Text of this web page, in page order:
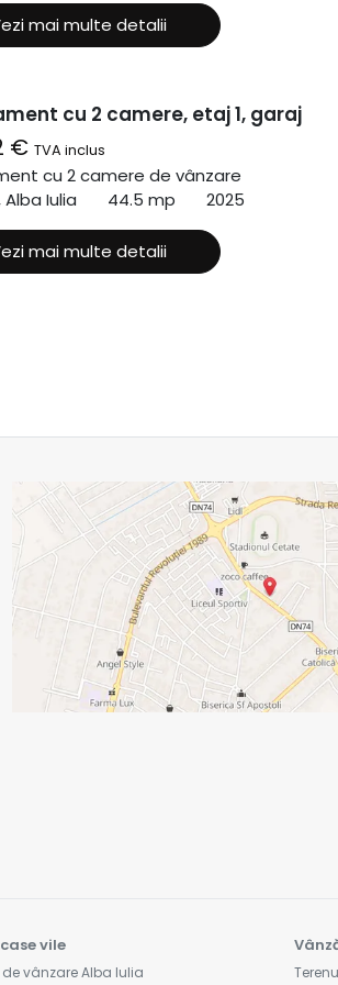
mai multe detalii
cu 2 camere, etaj 1, garaj
€ TVA inclus
cu 2 camere de vânzare
Iulia
44.5 mp 2025
mai multe detalii
vile
vânzare Alba Iulia